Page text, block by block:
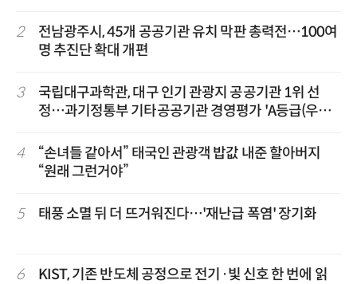
2
전남광주시, 45개 공공기관 유치 막판 총력전…100여
명 추진단 확대 개편
3
국립대구과학관, 대구 인기 관광지 공공기관 1위 선
정…과기정통부 기타공공기관 경영평가 'A등급(우수)'
4
“손녀들 같아서” 태국인 관광객 밥값 내준 할아버지
“원래 그런거야”
5 태풍 소멸 뒤 더 뜨거워진다…'재난급 폭염' 장기화
6
KIST, 기존 반도체 공정으로 전기·빛 신호 한 번에 읽